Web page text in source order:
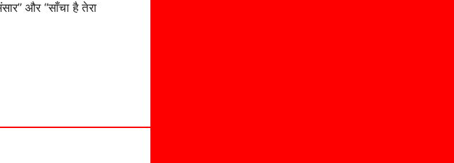
और “साँचा है तेरा